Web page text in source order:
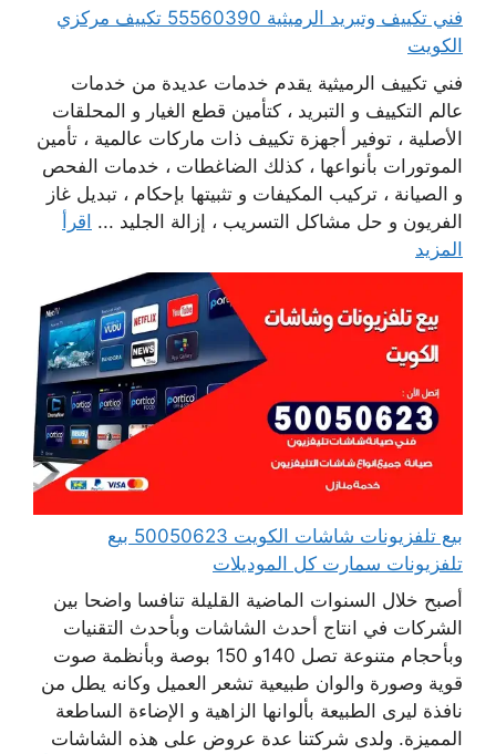
فني تكييف وتبريد الرميثية 55560390 تكييف مركزي
الكويت
فني تكييف الرميثية يقدم خدمات عديدة من خدمات
عالم التكييف و التبريد ، كتأمين قطع الغيار و المحلقات
الأصلية ، توفير أجهزة تكييف ذات ماركات عالمية ، تأمين
الموتورات بأنواعها ، كذلك الضاغطات ، خدمات الفحص
و الصيانة ، تركيب المكيفات و تثبيتها بإحكام ، تبديل غاز
الفريون و حل مشاكل التسريب ، إزالة الجليد ... اقرأ
المزيد
بيع تلفزيونات شاشات الكويت 50050623 بيع
تلفزيونات سمارت كل الموديلات
أصبح خلال السنوات الماضية القليلة تنافسا واضحا بين
الشركات في انتاج أحدث الشاشات وبأحدث التقنيات
وبأحجام متنوعة تصل 140و 150 بوصة وبأنظمة صوت
قوية وصورة والوان طبيعية تشعر العميل وكانه يطل من
نافذة ليرى الطبيعة بألوانها الزاهية و الإضاءة الساطعة
المميزة. ولدى شركتنا عدة عروض على هذه الشاشات